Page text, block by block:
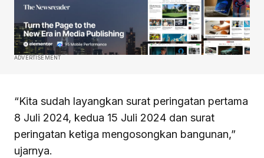
ADVERTISEMENT
“Kita sudah layangkan surat peringatan pertama
8 Juli 2024, kedua 15 Juli 2024 dan surat
peringatan ketiga mengosongkan bangunan,”
ujarnya.